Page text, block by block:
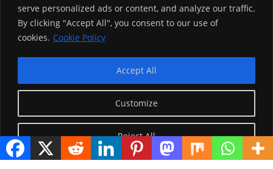
serve personalized ads or content, and analyze our traffic.
By clicking "Accept All", you consent to our use of
cookies. Cookie Policy
Customize
Reject All
Accept All